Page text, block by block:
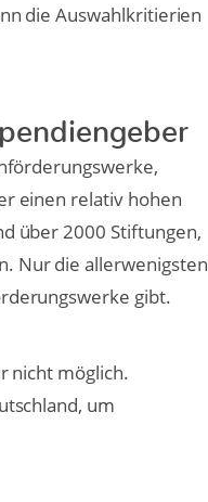
die Auswahlkritierien
einen relativ hohen
über 2000 Stiftungen,
Nur die allerwenigsten
gibt.
nicht möglich.
um